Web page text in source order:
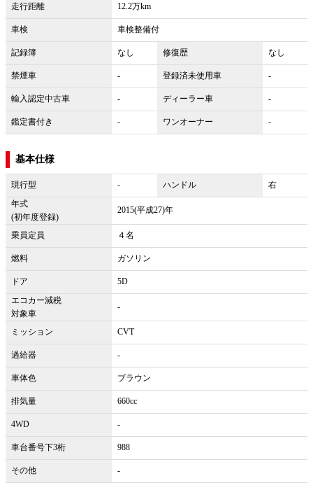
走行距離 12.2万km
車検 車検整備付
記録簿 なし 修復歴 なし
禁煙車 - 登録済未使用車 -
輸入認定中古車 - ディーラー車 -
鑑定書付き - ワンオーナー -
基本仕様
現行型 - ハンドル
右
年式
(初年度登録)
2015(平成27)年
乗員定員 ４名
燃料 ガソリン
ドア
5D
エコカー減税
対象車
-
ミッション CVT
過給器 -
車体色 ブラウン
排気量 660cc
4WD -
車台番号下3桁 988
その他 -